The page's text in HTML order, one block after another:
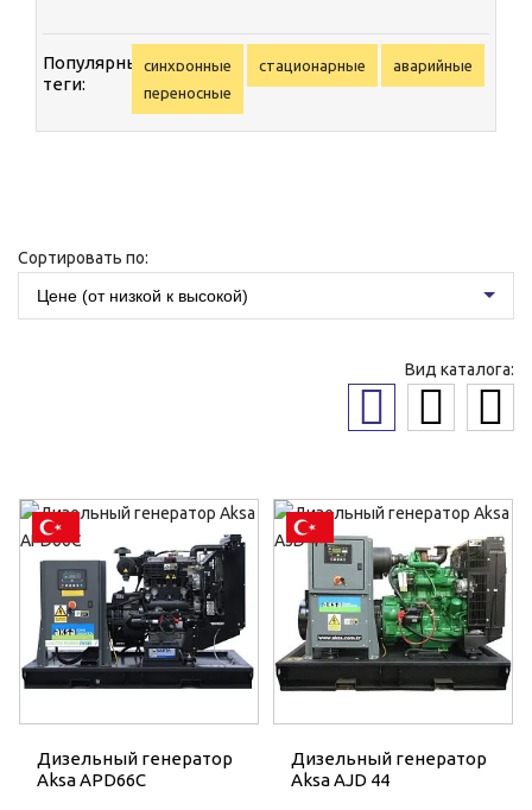
Популярные
теги:
синхронные стационарные
аварийные
переносные
Сортировать по:
Цене (от низкой к высокой)
Вид каталога:
Дизельный генератор
Aksa APD66C
Дизельный генератор
Aksa AJD 44